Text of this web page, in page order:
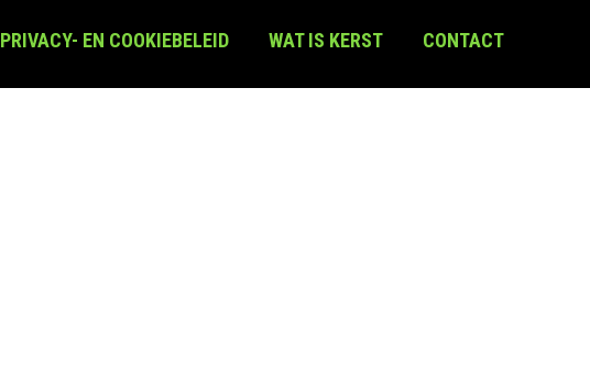
PRIVACY- EN COOKIEBELEID WAT IS KERST CONTACT